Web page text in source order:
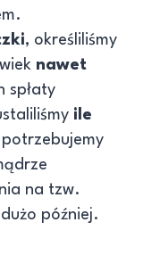
, określiliśmy
nawet
spłaty
ile
na tzw.
później.